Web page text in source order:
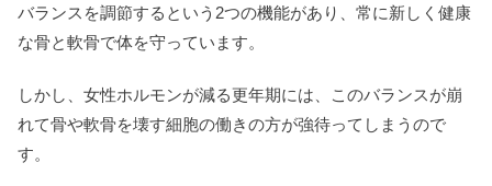
バランスを調節するという2つの機能があり、常に新しく健康
な骨と軟骨で体を守っています。
しかし、女性ホルモンが減る更年期には、このバランスが崩
れて骨や軟骨を壊す細胞の働きの方が強待ってしまうので
す。